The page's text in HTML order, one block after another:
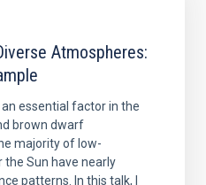
Atmospheres:
essential factor in the
brown dwarf
majority of low-
Sun have nearly
patterns. In this talk, I